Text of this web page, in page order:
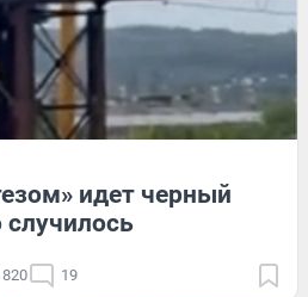
идет черный
820 19